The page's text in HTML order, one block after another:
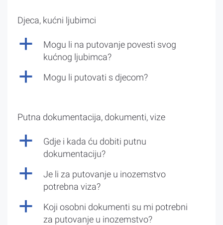
Djeca, kućni ljubimci
a
Mogu li na putovanje povesti svog
kućnog ljubimca?
a Mogu li putovati s djecom?
Putna dokumentacija, dokumenti, vize
a
Gdje i kada ću dobiti putnu
dokumentaciju?
a
Je li za putovanje u inozemstvo
potrebna viza?
a
Koji osobni dokumenti su mi potrebni
za putovanje u inozemstvo?